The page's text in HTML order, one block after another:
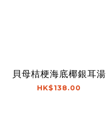
貝母桔梗海底椰銀耳湯
HK$138.00